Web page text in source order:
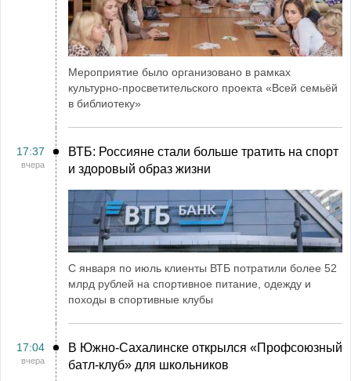
Мероприятие было организовано в рамках
культурно-просветительского проекта «Всей семьёй
в библиотеку»
17:37
вчера
ВТБ: Россияне стали больше тратить на спорт
и здоровый образ жизни
С января по июль клиенты ВТБ потратили более 52
млрд рублей на спортивное питание, одежду и
походы в спортивные клубы
17:04
вчера
В Южно-Сахалинске открылся «Профсоюзный
батл-клуб» для школьников